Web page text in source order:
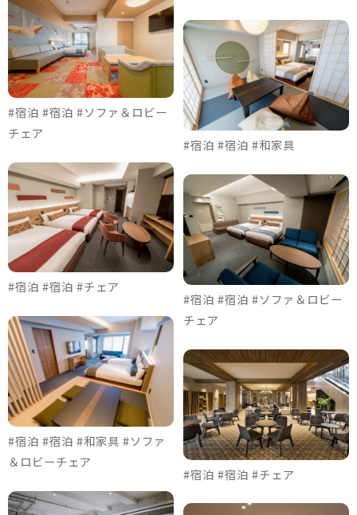
#宿泊 #宿泊 #ソファ＆ロビー
チェア
#宿泊 #宿泊 #チェア
#宿泊 #宿泊 #和家具 #ソファ
＆ロビーチェア
#宿泊 #宿泊 #和家具
#宿泊 #宿泊 #ソファ＆ロビー
チェア
#宿泊 #宿泊 #チェア